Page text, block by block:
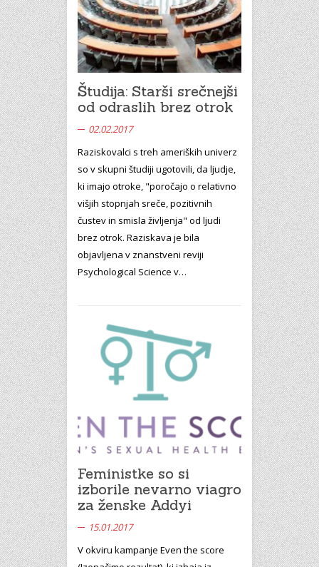
Študija: Starši srečnejši
od odraslih brez otrok
02.02.2017
Raziskovalci s treh ameriških univerz
so v skupni študiji ugotovili, da ljudje,
ki imajo otroke, "poročajo o relativno
višjih stopnjah sreče, pozitivnih
čustev in smisla življenja" od ljudi
brez otrok. Raziskava je bila
objavljena v znanstveni reviji
Psychological Science v…
Feministke so si
izborile nevarno viagro
za ženske Addyi
15.01.2017
V okviru kampanje Even the score